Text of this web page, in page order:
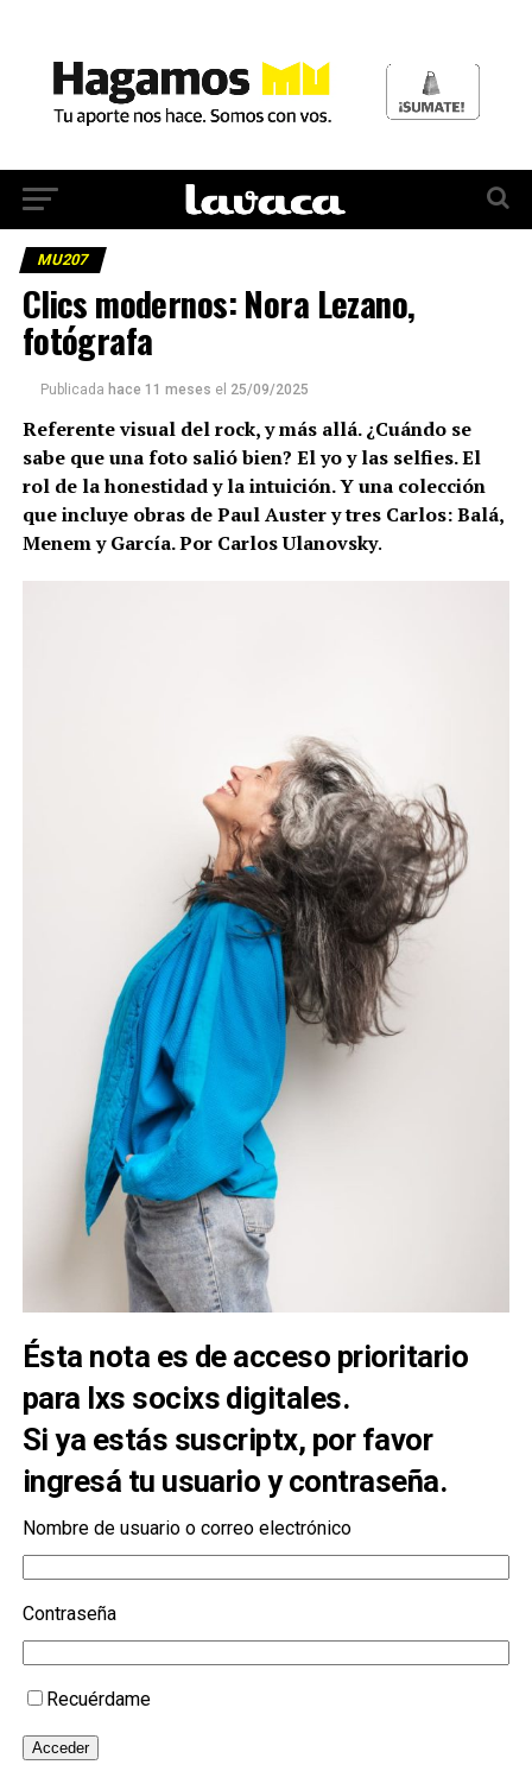
MU207
Clics modernos: Nora Lezano,
fotógrafa
Publicada hace 11 meses el 25/09/2025
Referente visual del rock, y más allá. ¿Cuándo se
sabe que una foto salió bien? El yo y las selfies. El
rol de la honestidad y la intuición. Y una colección
que incluye obras de Paul Auster y tres Carlos: Balá,
Menem y García. Por Carlos Ulanovsky.
Ésta nota es de acceso prioritario
para lxs socixs digitales.
Si ya estás suscriptx, por favor
ingresá tu usuario y contraseña.
Nombre de usuario o correo electrónico
Contraseña
Recuérdame
Acceder